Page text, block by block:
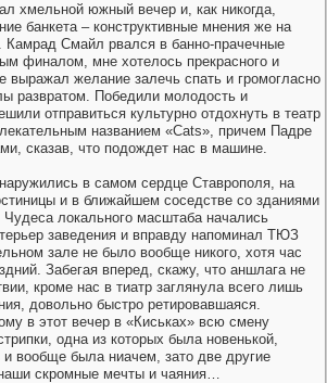
хмельной южный вечер и, как никогда,
банкета – конструктивные мнения же на
Камрад Смайл рвался в банно-прачечные
финалом, мне хотелось прекрасного и
выражал желание залечь спать и громогласно
развратом. Победили молодость и
отправиться культурно отдохнуть в театр
названием «Cats», причем Падре
сказав, что подождет нас в машине.
в самом сердце Ставрополя, на
и в ближайшем соседстве со зданиями
локального масштаба начались
заведения и вправду напоминал ТЮЗ
зале не было вообще никого, хотя час
Забегая вперед, скажу, что аншлага не
кроме нас в тиатр заглянула всего лишь
довольно быстро ретировавшаяся.
в этот вечер в «Киськах» всю смену
одна из которых была новенькой,
и вообще была ниачем, зато две другие
скромные мечты и чаяния…